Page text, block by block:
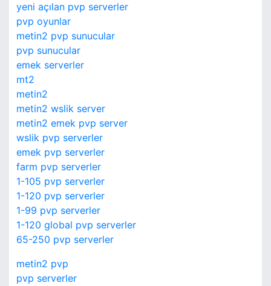
yeni açılan pvp serverler
pvp oyunlar
metin2 pvp sunucular
pvp sunucular
emek serverler
mt2
metin2
metin2 wslik server
metin2 emek pvp server
wslik pvp serverler
emek pvp serverler
farm pvp serverler
1-105 pvp serverler
1-120 pvp serverler
1-99 pvp serverler
1-120 global pvp serverler
65-250 pvp serverler
metin2 pvp
pvp serverler